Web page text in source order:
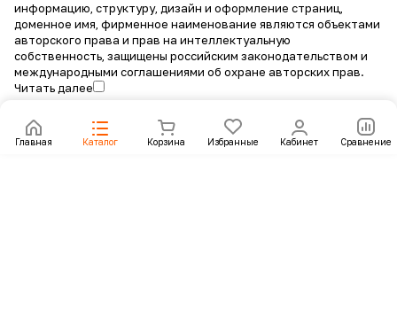
Главная Каталог Корзина Избранные Кабинет Сравнение
информацию, структуру, дизайн и оформление страниц,
доменное имя, фирменное наименование являются объектами
авторского права и прав на интеллектуальную
собственность, защищены российским законодательством и
международными соглашениями об охране авторских прав.
Читать далее